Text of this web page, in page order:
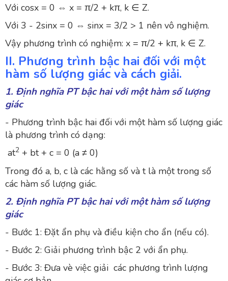
Với cosx = 0 ⇔ x = π/2 + kπ, k ∈ Z.
Với 3 - 2sinx = 0 ⇔ sinx = 3/2 > 1 nên vô nghiệm.
Vậy phương trình có nghiệm: x = π/2 + kπ, k ∈ Z.
II. Phương trình bậc hai đối với một
hàm số lượng giác và cách giải.
1. Định nghĩa PT bậc hai với một hàm số lượng
giác
- Phương trình bậc hai đối với một hàm số lượng giác
là phương trình có dạng:
at2 + bt + c = 0 (a ≠ 0)
Trong đó a, b, c là các hằng số và t là một trong số
các hàm số lượng giác.
2. Định nghĩa PT bậc hai với một hàm số lượng
giác
- Bước 1: Đặt ẩn phụ và điều kiện cho ẩn (nếu có).
- Bước 2: Giải phương trình bậc 2 với ẩn phụ.
- Bước 3: Đưa vè việc giải các phương trình lượng